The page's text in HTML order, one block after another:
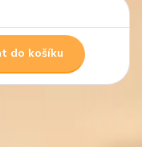
do košíku